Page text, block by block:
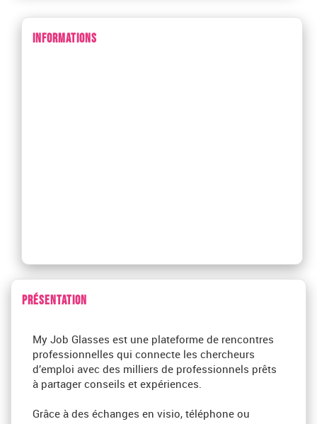
INFORMATIONS
PRÉSENTATION
My Job Glasses est une plateforme de rencontres
professionnelles qui connecte les chercheurs
d’emploi avec des milliers de professionnels prêts
à partager conseils et expériences.
Grâce à des échanges en visio, téléphone ou